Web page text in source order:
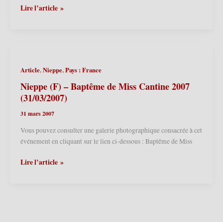
Nieppe
Cantinières
2009 (26/04/2009)
Lire l’article »
Article,Nieppe,Pays : France
Nieppe (F) – Baptême de Miss Cantine 2007
(31/03/2007)
31 mars 2007
Vous pouvez consulter une galerie photographique consacrée à cet
événement en cliquant sur le lien ci-dessous : Baptême de Miss
Nieppe
Lire l’article »